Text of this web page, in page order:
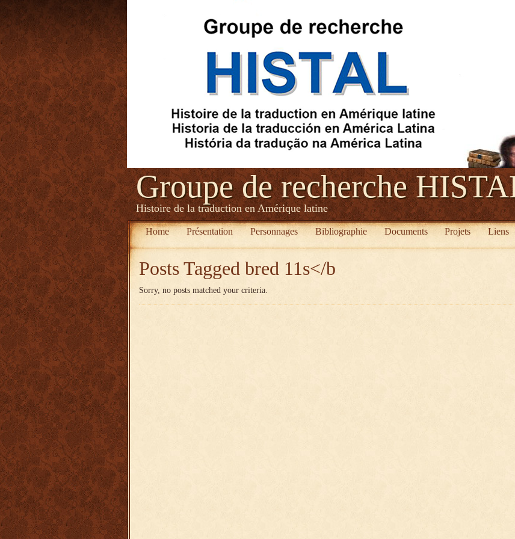
Groupe de recherche
Histoire de la traduction en Amérique latine
Home Présentation Personnages Bibliographie Documents Projets Liens
Posts Tagged bred 11s</b
Sorry, no posts matched your criteria.